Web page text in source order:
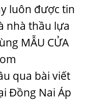
luôn được tin
nhà thầu lựa
MẪU CỬA
qua bài viết
Đồng Nai Áp